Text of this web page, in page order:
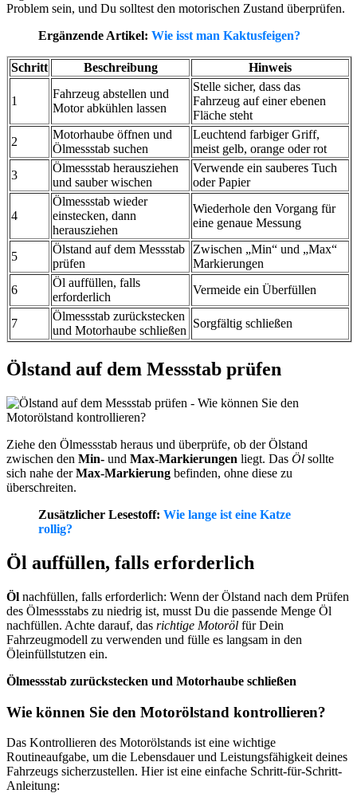
Problem sein, und Du solltest den motorischen Zustand überprüfen.
Ergänzende Artikel: Wie isst man Kaktusfeigen?
Schritt Beschreibung Hinweis
1
Fahrzeug abstellen und
Motor abkühlen lassen
Stelle sicher, dass das
Fahrzeug auf einer ebenen
Fläche steht
2
Motorhaube öffnen und
Ölmessstab suchen
Leuchtend farbiger Griff,
meist gelb, orange oder rot
3
Ölmessstab herausziehen
und sauber wischen
Verwende ein sauberes Tuch
oder Papier
4
Ölmessstab wieder
einstecken, dann
herausziehen
Wiederhole den Vorgang für
eine genaue Messung
5
Ölstand auf dem Messstab
prüfen
Zwischen „Min“ und „Max“
Markierungen
6
Öl auffüllen, falls
erforderlich
Vermeide ein Überfüllen
7
Ölmessstab zurückstecken
und Motorhaube schließen
Sorgfältig schließen
Ölstand auf dem Messstab prüfen
Ziehe den Ölmessstab heraus und überprüfe, ob der Ölstand
zwischen den Min- und Max-Markierungen liegt. Das Öl sollte
sich nahe derMax-Markierung befinden, ohne diese zu
überschreiten.
Zusätzlicher Lesestoff: Wie lange ist eine Katze
rollig?
Öl auffüllen, falls erforderlich
Öl nachfüllen, falls erforderlich: Wenn der Ölstand nach dem Prüfen
des Ölmessstabs zu niedrig ist, musst Du die passende Menge Öl
nachfüllen. Achte darauf, das richtige Motoröl für Dein
Fahrzeugmodell zu verwenden und fülle es langsam in den
Öleinfüllstutzen ein.
Ölmessstab zurückstecken und Motorhaube schließen
Wie können Sie den Motorölstand kontrollieren?
Das Kontrollieren des Motorölstands ist eine wichtige
Routineaufgabe, um die Lebensdauer und Leistungsfähigkeit deines
Fahrzeugs sicherzustellen. Hier ist eine einfache Schritt-für-Schritt-
Anleitung: